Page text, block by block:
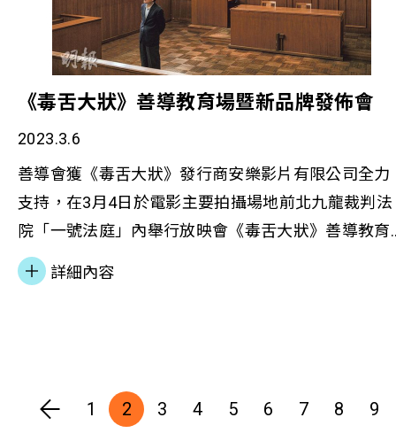
《毒舌大狀》善導教育場暨新品牌發佈會
2023.3.6
善導會獲《毒舌大狀》發行商安樂影片有限公司全力
支持，在3月4日於電影主要拍攝場地前北九龍裁判法
院「一號法庭」內舉行放映會《毒舌大狀》善導教育
場暨新品牌發佈會。映後分享環節有幸邀得電影導演
吳煒倫先生、演員栢天男先生、麥子雲先生及法律顧
心」。
詳細內容
1 2 3 4 5 6 7 8
9